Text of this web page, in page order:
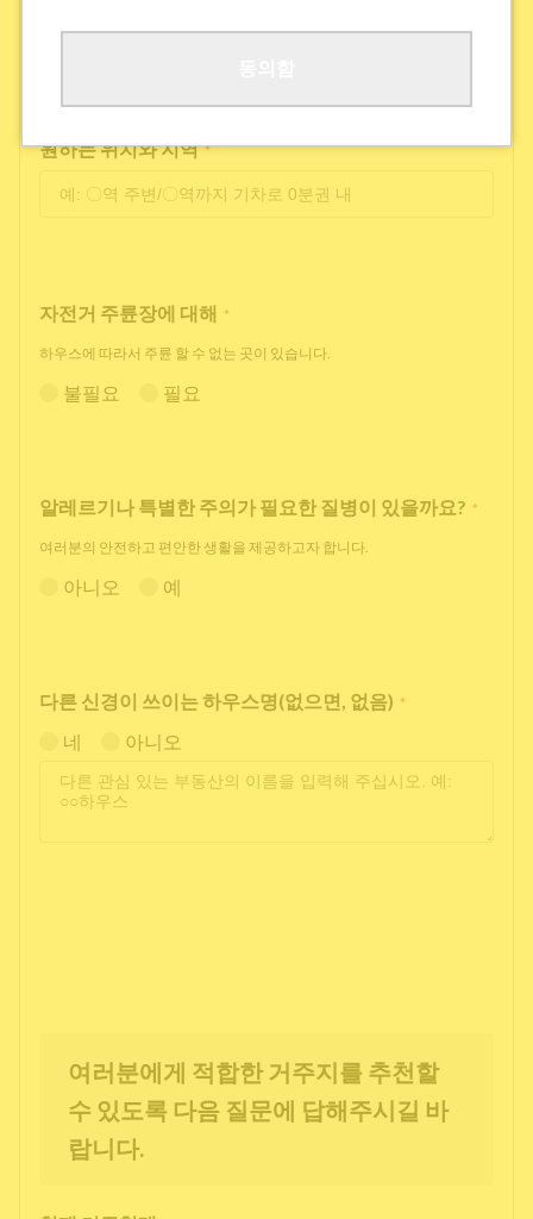
¥70,000~¥89,000
원하는 위치와 지역 *
자전거 주륜장에 대해 *
하우스에 따라서 주륜 할 수 없는 곳이 있습니다.
불필요 필요
알레르기나 특별한 주의가 필요한 질병이 있을까요? *
여러분의 안전하고 편안한 생활을 제공하고자 합니다.
아니오 예
다른 신경이 쓰이는 하우스명(없으면, 없음) *
네 아니오
여러분에게 적합한 거주지를 추천할
수 있도록 다음 질문에 답해주시길 바
랍니다.